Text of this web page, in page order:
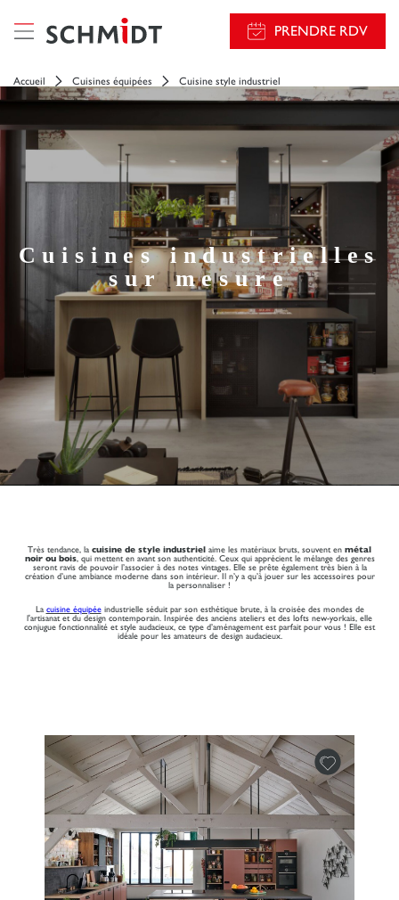
PRENDRE RDV
Accueil Cuisines équipées Cuisine style industriel
Cuisines industrielles
sur mesure
Très tendance, la cuisine de style industriel aime les matériaux bruts, souvent en métal
noir ou bois, qui mettent en avant son authenticité. Ceux qui apprécient le mélange des genres
seront ravis de pouvoir l’associer à des notes vintages. Elle se prête également très bien à la
création d’une ambiance moderne dans son intérieur. Il n’y a qu’à jouer sur les accessoires pour
la personnaliser !
La cuisine équipéeindustrielle séduit par son esthétique brute, à la croisée des mondes de
l'artisanat et du design contemporain. Inspirée des anciens ateliers et des lofts new-yorkais, elle
conjugue fonctionnalité et style audacieux, ce type d’aménagement est parfait pour vous ! Elle est
idéale pour les amateurs de design audacieux.